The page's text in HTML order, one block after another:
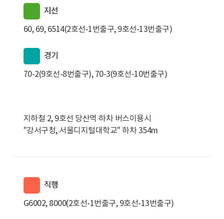
지선
60, 69, 6514(2호선-1번출구, 9호선-13번출구)
경기
70-2(9호선-8번출구), 70-3(9호선-10번출구)
지하철 2, 9호선 당산역 하차 버스이용시
"강서구청, 서울디지털대학교" 하차 354m
직행
G6002, 8000(2호선-1번출구, 9호선-13번출구)